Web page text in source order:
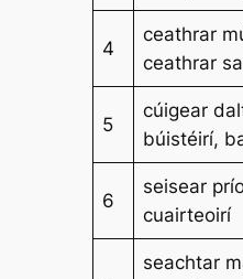
4
ceathrar
ceathrar
5
cúigear
búistéirí,
6
seisear
cuairteoirí
seachtar